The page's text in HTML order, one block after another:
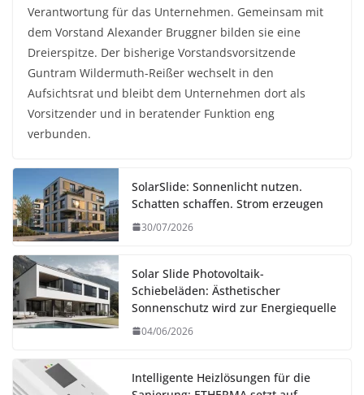
Verantwortung für das Unternehmen. Gemeinsam mit
dem Vorstand Alexander Bruggner bilden sie eine
Dreierspitze. Der bisherige Vorstandsvorsitzende
Guntram Wildermuth-Reißer wechselt in den
Aufsichtsrat und bleibt dem Unternehmen dort als
Vorsitzender und in beratender Funktion eng
verbunden.
SolarSlide: Sonnenlicht nutzen.
Schatten schaffen. Strom erzeugen
30/07/2026
Solar Slide Photovoltaik-
Schiebeläden: Ästhetischer
Sonnenschutz wird zur Energiequelle
04/06/2026
Intelligente Heizlösungen für die